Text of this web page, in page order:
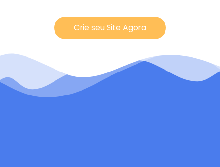
Crie seu Site Agora